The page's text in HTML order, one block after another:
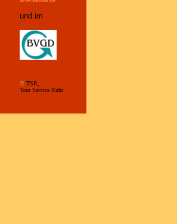
und im
© TSR,
Tour Service Ruhr